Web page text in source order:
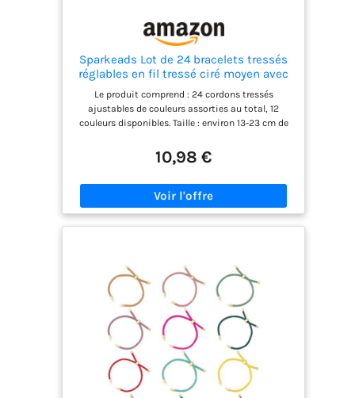
Sparkeads Lot de 24 bracelets tressés
réglables en fil tressé ciré moyen avec
maillons pour fabriquer des bijoux pour
femme, accessoire de bracelet d'amitié
à la mode
Le produit comprend : 24 cordons tressés
ajustables de couleurs assorties au total, 12
couleurs disponibles. Taille : environ 13-23 cm de
aux besoins de vos bijoux et travaux manuels
Matériau fiable : nos bracelets ajustables semi-
fabriqués en polyester de qualité avec un design
tressé unique, avec l'avantage d'être légers,
réglable, vous permettant de les renouer
facilement pour ajuster la longueur afin de
s'adapter parfaitement à votre poignet. Même si
vous êtes novice en matière de bracelets, vous les
adorerez Facile à utiliser : nos cordons tressés
ajustables colorés pour femme ont deux maillons,
vous pouvez donc choisir quelques perles,
breloques de connecteur ou autres matériaux et
les placer entre les maillons pour créer vos bijoux
Idéal pour exprimer l'amour : c'est une bonne idée
10,98 €